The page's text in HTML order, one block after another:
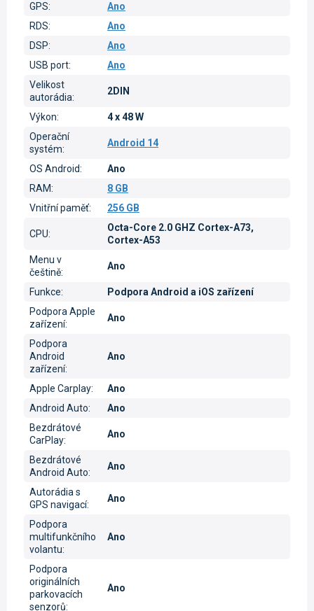
GPS:
Ano
RDS:
Ano
DSP:
Ano
USB port:
Ano
Velikost
autorádia:
2DIN
Výkon:
4 x 48 W
Operační
systém:
Android 14
OS Android:
Ano
RAM:
8 GB
Vnitřní paměť: 256 GB
CPU:
Octa-Core 2.0 GHZ Cortex-A73,
Cortex-A53
Menu v
češtině:
Ano
Funkce:
Podpora Android a iOS zařízení
Podpora Apple
zařízení:
Ano
Podpora
Android
zařízení:
Ano
Apple Carplay:
Ano
Android Auto:
Ano
Bezdrátové
CarPlay:
Ano
Bezdrátové
Android Auto:
Ano
Autorádia s
GPS navigací:
Ano
Podpora
multifunkčního
volantu:
Ano
Podpora
originálních
parkovacích
senzorů:
Ano